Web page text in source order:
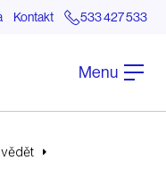
Kontakt 533 427 533
Menu